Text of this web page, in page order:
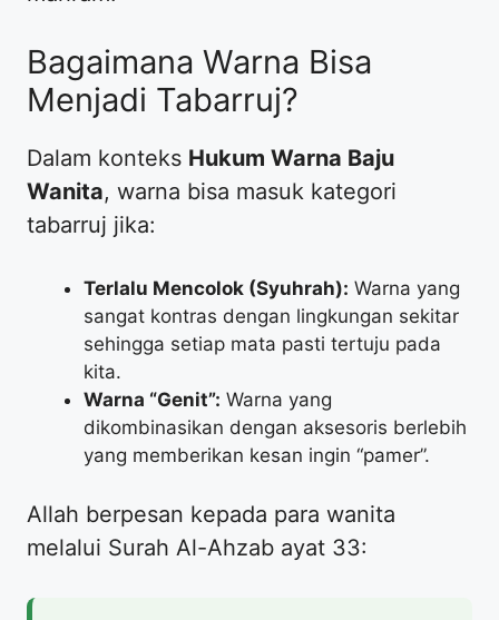
​Bagaimana Warna Bisa
Menjadi Tabarruj?
​Dalam konteks Hukum Warna Baju
Wanita, warna bisa masuk kategori
tabarruj jika:
Terlalu Mencolok (Syuhrah): Warna yang
sangat kontras dengan lingkungan sekitar
sehingga setiap mata pasti tertuju pada
kita.
Warna “Genit”: Warna yang
dikombinasikan dengan aksesoris berlebih
yang memberikan kesan ingin “pamer”.
​Allah berpesan kepada para wanita
melalui Surah Al-Ahzab ayat 33: